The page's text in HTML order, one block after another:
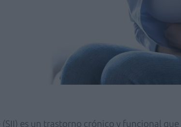
es un trastorno crónico y funcional que